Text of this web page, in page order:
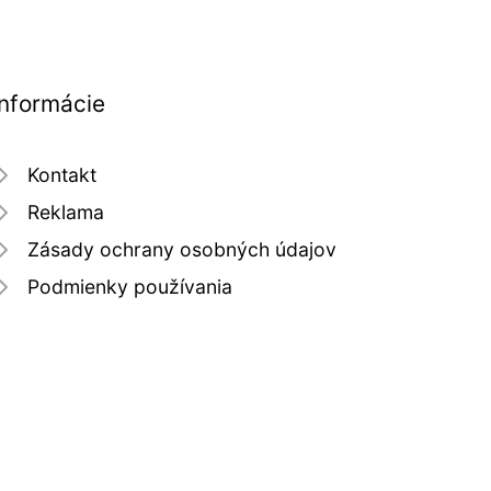
Kontakt
Reklama
Zásady ochrany osobných údajov
Podmienky používania